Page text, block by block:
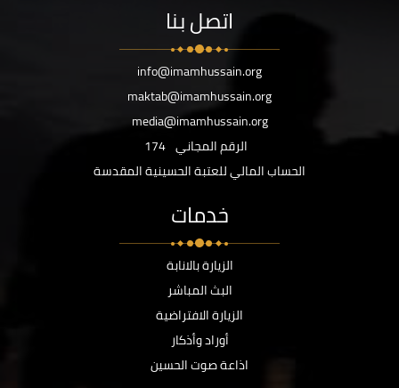
اتصل بنا
info@imamhussain.org
maktab@imamhussain.org
media@imamhussain.org
الرقم المجاني 174
الحساب المالي للعتبة الحسينية المقدسة
خدمات
الزيارة بالانابة
البث المباشر
الزيارة الافتراضية
أوراد وأذكار
اذاعة صوت الحسين